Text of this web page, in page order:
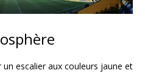
un escalier aux couleurs jaune et